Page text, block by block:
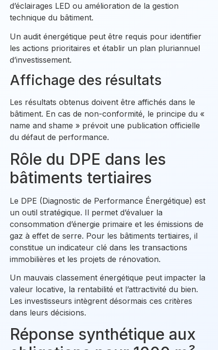
d’éclairages LED ou amélioration de la gestion
technique du bâtiment.
Un audit énergétique peut être requis pour identifier
les actions prioritaires et établir un plan pluriannuel
d’investissement.
Affichage des résultats
Les résultats obtenus doivent être affichés dans le
bâtiment. En cas de non-conformité, le principe du «
name and shame » prévoit une publication officielle
du défaut de performance.
Rôle du DPE dans les
bâtiments tertiaires
Le DPE (Diagnostic de Performance Énergétique) est
un outil stratégique. Il permet d’évaluer la
consommation d’énergie primaire et les émissions de
gaz à effet de serre. Pour les bâtiments tertiaires, il
constitue un indicateur clé dans les transactions
immobilières et les projets de rénovation.
Un mauvais classement énergétique peut impacter la
valeur locative, la rentabilité et l’attractivité du bien.
Les investisseurs intègrent désormais ces critères
dans leurs décisions.
Réponse synthétique aux